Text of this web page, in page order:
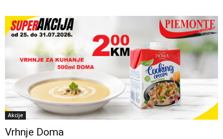
Akcije
Vrhnje Doma